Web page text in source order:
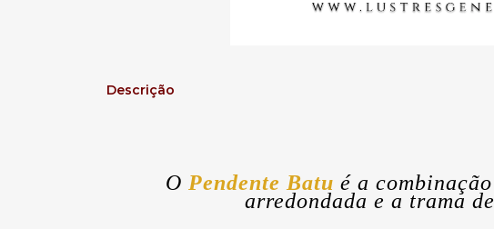
Descrição
O Pendente Batu é a
arredondada e a trama